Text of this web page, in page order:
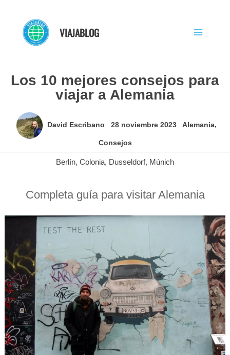
contenido
VIAJABLOG
Los 10 mejores consejos para
viajar a Alemania
David Escribano 28 noviembre 2023 Alemania,
Consejos
Berlín, Colonia, Dusseldorf, Múnich
Completa guía para visitar Alemania